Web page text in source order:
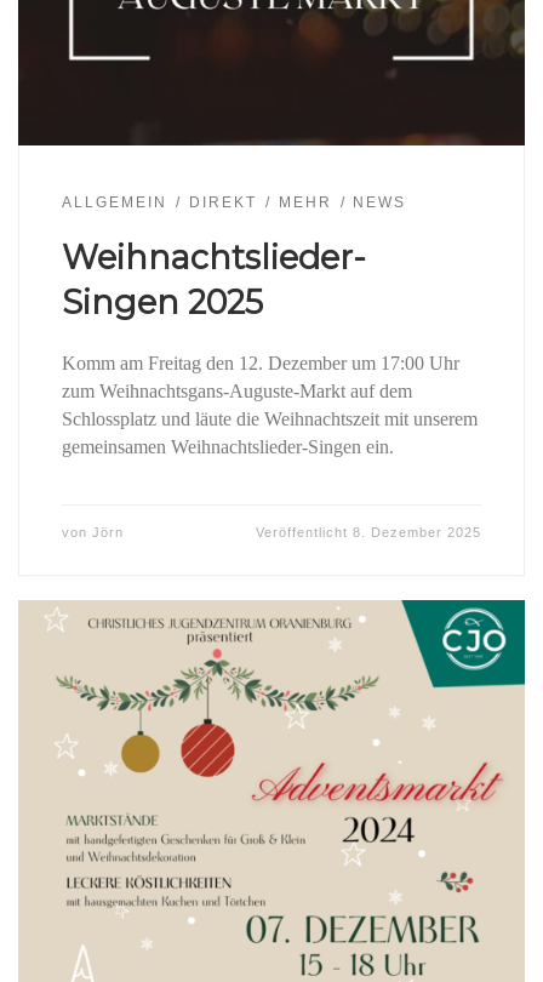
ALLGEMEIN DIREKT MEHR NEWS
Weihnachtslieder-
Singen 2025
Komm am Freitag den 12. Dezember um 17:00 Uhr
zum Weihnachtsgans-Auguste-Markt auf dem
Schlossplatz und läute die Weihnachtszeit mit unserem
gemeinsamen Weihnachtslieder-Singen ein.
von Jörn Veröffentlicht8. Dezember 2025